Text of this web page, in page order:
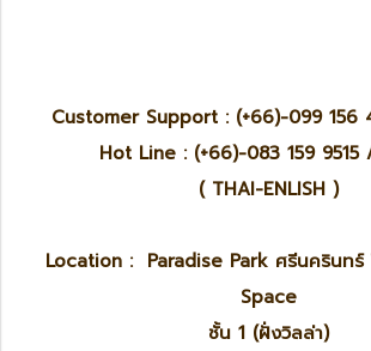
Customer Support : (+66)-099 156
Hot Line : (+66)-083 159 9515
( THAI-ENLISH )
Location : Paradise Park ศรีนครินทร์
Space
ชั้น 1 (ฝั่งวิลล่า)